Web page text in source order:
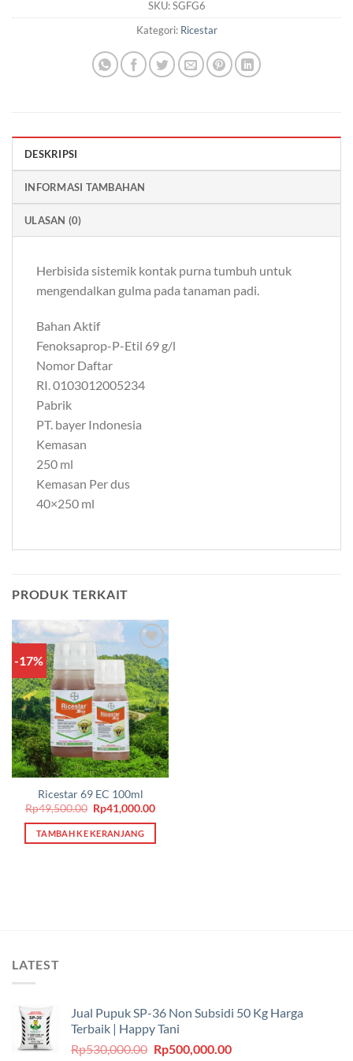
SKU:SGFG6
Kategori: Ricestar
DESKRIPSI
INFORMASI TAMBAHAN
ULASAN (0)
Herbisida sistemik kontak purna tumbuh untuk
mengendalkan gulma pada tanaman padi.
Bahan Aktif
Fenoksaprop-P-Etil 69 g/l
Nomor Daftar
RI. 0103012005234
Pabrik
PT. bayer Indonesia
Kemasan
250 ml
Kemasan Per dus
40×250 ml
PRODUK TERKAIT
-17%
Add to
wishlist
Ricestar 69 EC 100ml
Rp49,500.00 Harga
aslinya
adalah:
Rp49,500.00.
Rp41,000.00Harga
TAMBAH KE KERANJANG
LATEST
Jual Pupuk SP-36 Non Subsidi 50 Kg Harga
Terbaik | Happy Tani
Rp530,000.00 Harga
Rp500,000.00Harga